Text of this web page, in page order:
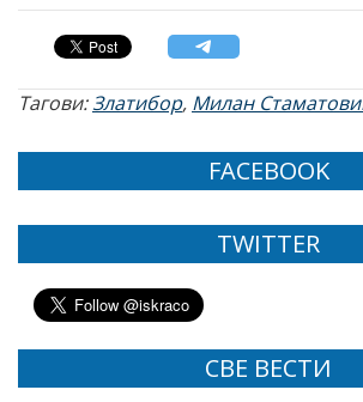
Тагови:Златибор, Милан
FACEBOOK
TWITTER
СВЕ ВЕСТИ